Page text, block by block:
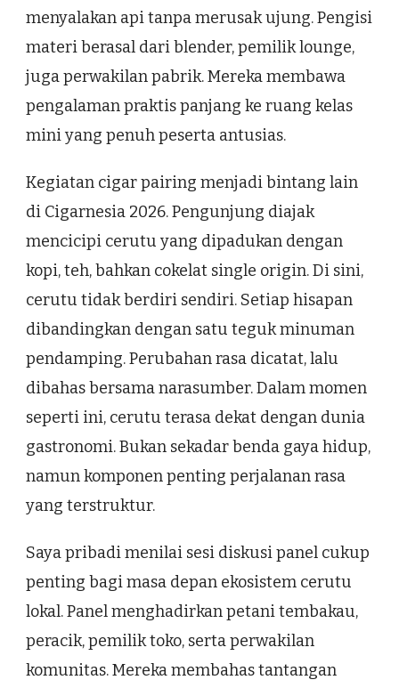
menyalakan api tanpa merusak ujung. Pengisi
materi berasal dari blender, pemilik lounge,
juga perwakilan pabrik. Mereka membawa
pengalaman praktis panjang ke ruang kelas
mini yang penuh peserta antusias.
Kegiatan cigar pairing menjadi bintang lain
di Cigarnesia 2026. Pengunjung diajak
mencicipi cerutu yang dipadukan dengan
kopi, teh, bahkan cokelat single origin. Di sini,
cerutu tidak berdiri sendiri. Setiap hisapan
dibandingkan dengan satu teguk minuman
pendamping. Perubahan rasa dicatat, lalu
dibahas bersama narasumber. Dalam momen
seperti ini, cerutu terasa dekat dengan dunia
gastronomi. Bukan sekadar benda gaya hidup,
namun komponen penting perjalanan rasa
yang terstruktur.
Saya pribadi menilai sesi diskusi panel cukup
penting bagi masa depan ekosistem cerutu
lokal. Panel menghadirkan petani tembakau,
peracik, pemilik toko, serta perwakilan
komunitas. Mereka membahas tantangan